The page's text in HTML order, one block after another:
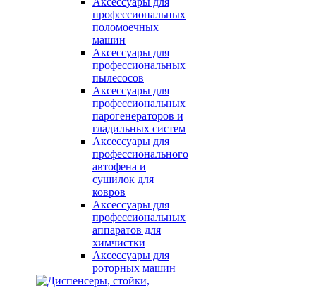
профессиональных
поломоечных
машин
Аксессуары для
профессиональных
пылесосов
Аксессуары для
профессиональных
парогенераторов и
гладильных систем
Аксессуары для
профессионального
автофена и
сушилок для
ковров
Аксессуары для
профессиональных
аппаратов для
химчистки
Аксессуары для
роторных машин